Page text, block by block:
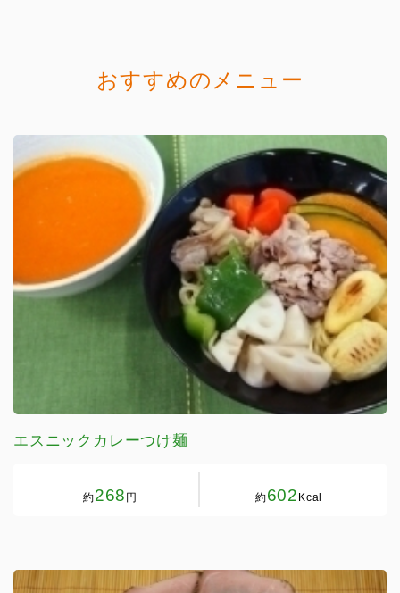
おすすめのメニュー
エスニックカレーつけ麺
約268 円 約602 Kcal